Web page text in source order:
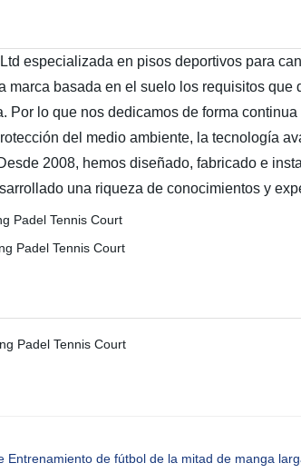
especializada en pisos deportivos para
basada en el suelo los requisitos que
lo que nos dedicamos de forma
del medio ambiente, la tecnología
2008, hemos diseñado, fabricado e
una riqueza de conocimientos y
de fútbol de la mitad de manga